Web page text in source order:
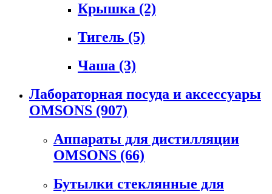
Крышка (2)
Тигель (5)
Чаша (3)
Лабораторная посуда и аксессуары
OMSONS (907)
Аппараты для дистилляции
OMSONS (66)
Бутылки стеклянные для